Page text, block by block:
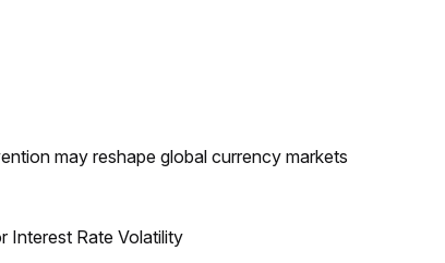
may reshape global currency markets
Interest Rate Volatility